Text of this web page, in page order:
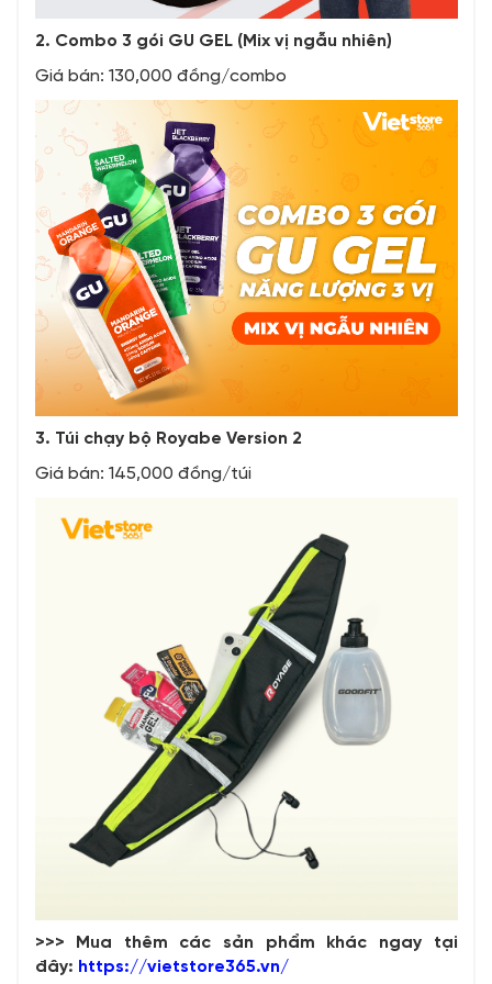
2. Combo 3 gói GU GEL (Mix vị ngẫu nhiên)
Giá bán: 130,000 đồng/combo
3. Túi chạy bộ Royabe Version 2
Giá bán: 145,000 đồng/túi
>>> Mua thêm các sản phẩm khác ngay tại
đây: https://vietstore365.vn/